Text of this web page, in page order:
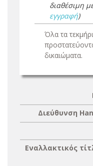
διαθέσιμη
εγγραφή)
Όλα τα
δικαιώματα.
Διεύθυνση
Εναλλακτικός